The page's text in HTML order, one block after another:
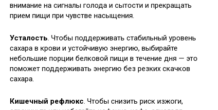
внимание на сигналы голода и сытости и прекращать
прием пищи при чувстве насыщения.
Усталость. Чтобы поддерживать стабильный уровень
сахара в крови и устойчивую энергию, выбирайте
небольшие порции белковой пищи в течение дня — это
поможет поддерживать энергию без резких скачков
сахара.
Кишечный рефлюкс. Чтобы снизить риск изжоги,